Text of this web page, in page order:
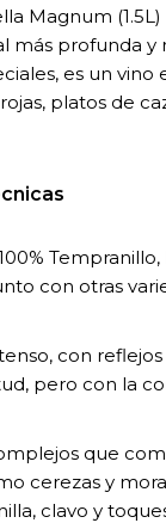
Magnum
más profunda y
es un vino
platos de
con otras
con
pero con la
que
cerezas y
clavo y